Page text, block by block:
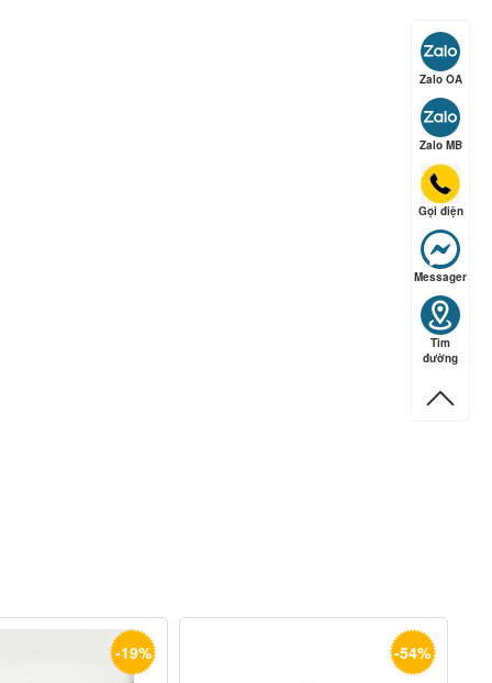
-19% -54%
Zalo OA
Zalo MB
Gọi điện
Messager
Tìm
đường